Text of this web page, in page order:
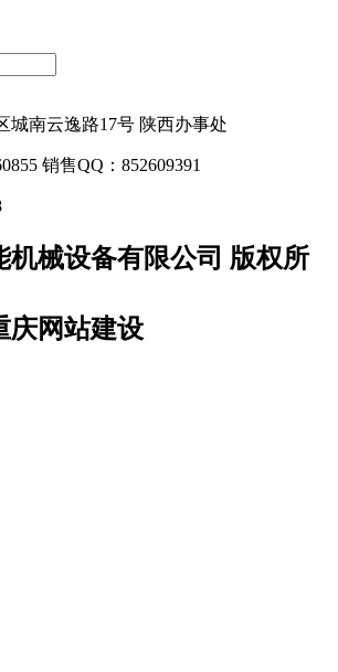
城南云逸路17号 陕西办事处
销售QQ：852609391
机械设备有限公司 版权所
庆网站建设